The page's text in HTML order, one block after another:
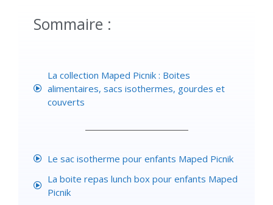
Sommaire :
La collection Maped Picnik : Boites
alimentaires, sacs isothermes, gourdes et
couverts
Le sac isotherme pour enfants Maped Picnik
La boite repas lunch box pour enfants Maped
Picnik